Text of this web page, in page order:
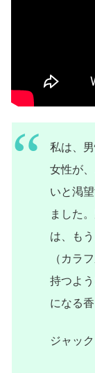
私は、
女性が
いと渇
ました
は、も
（カラ
持つよ
になる
ジャッ